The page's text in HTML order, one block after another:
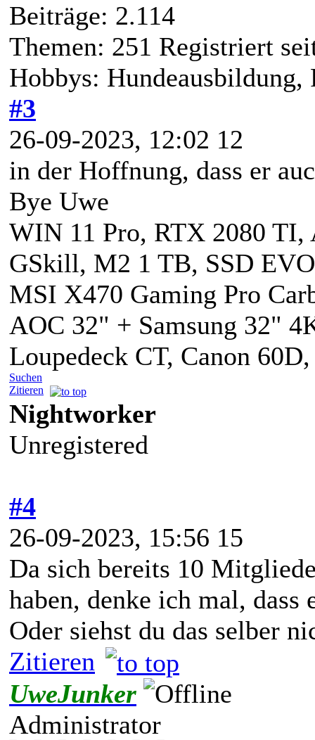
Beiträge: 2.114
Themen: 251 Registriert
Hobbys:
#3
26-09-2023, 12:02 12
in der Hoffnung, dass er
Bye Uwe
WIN 11 Pro, RTX 2080
GSkill, M2 1 TB, SSD
MSI X470 Gaming Pro
AOC 32" + Samsung 32"
Loupedeck CT, Canon
Suchen
Zitieren
Nightworker
Unregistered
#4
26-09-2023, 15:56 15
Da sich bereits 10
haben, denke ich mal,
Oder siehst du das selber
Zitieren
UweJunker
Administrator